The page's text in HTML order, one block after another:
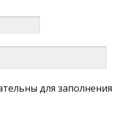
для заполнения